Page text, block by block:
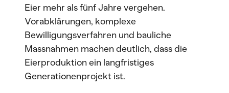
Eier mehr als fünf Jahre vergehen.
Vorabklärungen, komplexe
Bewilligungsverfahren und bauliche
Massnahmen machen deutlich, dass die
Eierproduktion ein langfristiges
Generationenprojekt ist.